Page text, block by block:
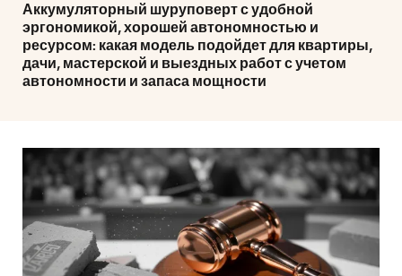
Аккумуляторный шуруповерт с удобной
эргономикой, хорошей автономностью и
ресурсом: какая модель подойдет для квартиры,
дачи, мастерской и выездных работ с учетом
автономности и запаса мощности